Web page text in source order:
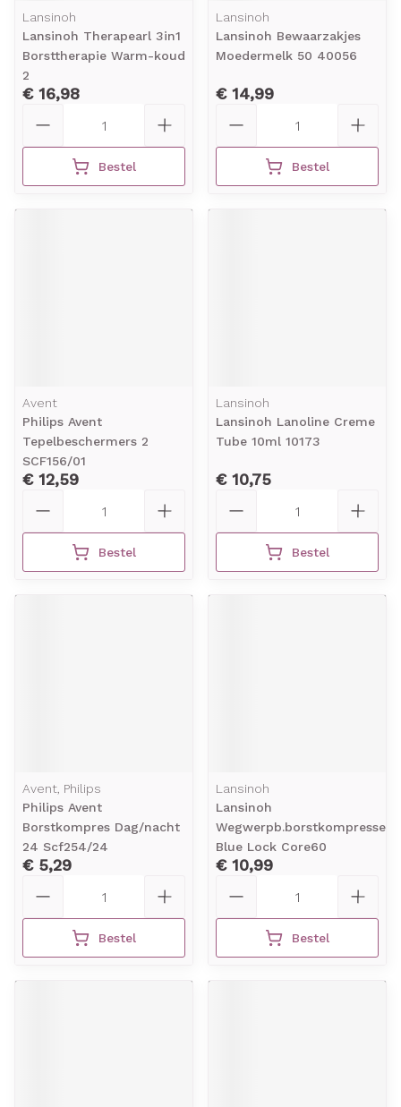
Lansinoh
Lansinoh Therapearl 3in1
Borsttherapie Warm-koud
2
€ 16,98
Bestel
Lansinoh
Lansinoh Bewaarzakjes
Moedermelk 50 40056
€ 14,99
Bestel
Avent
Philips Avent
Tepelbeschermers 2
SCF156/01
€ 12,59
Bestel
Lansinoh
Lansinoh Lanoline Creme
Tube 10ml 10173
€ 10,75
Bestel
Avent, Philips
Philips Avent
Borstkompres Dag/nacht
24 Scf254/24
€ 5,29
Bestel
Lansinoh
Lansinoh
Wegwerpb.borstkompressen
Blue Lock Core60
€ 10,99
Bestel